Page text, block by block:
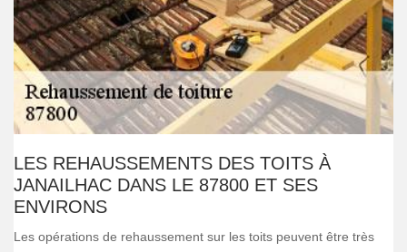
LES REHAUSSEMENTS DES TOITS À
JANAILHAC DANS LE 87800 ET SES
ENVIRONS
Les opérations de rehaussement sur les toits peuvent être très